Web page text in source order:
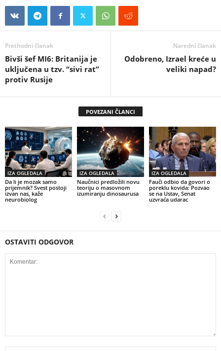
Prethodni članak
Bivši šef MI6: Britanija je
uključena u tzv. “sivi rat”
protiv Rusije
Naredni članak
Odobreno, Izrael kreće u
veliki napad?
POVEZANI ČLANCI
IZA OGLEDALA
Da li je mozak samo
prijemnik? Svest postoji
izvan nas, kaže
neurobiolog
IZA OGLEDALA
Naučnici predložili novu
teoriju o masovnom
izumiranju dinosaurusa
IZA OGLEDALA
Fauči odbio da govori o
poreklu kovida: Pozvao
se na Ustav, Senat
uzvraća udarac
OSTAVITI ODGOVOR